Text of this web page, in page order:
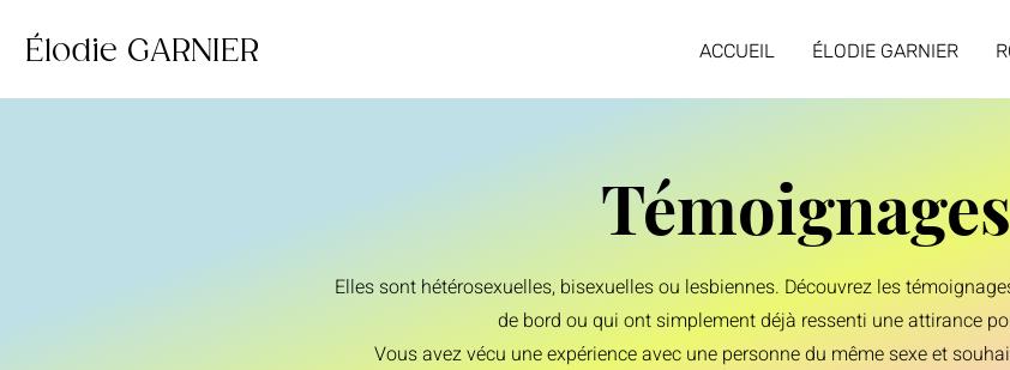
Élodie GARNIER ACCUEIL ÉLODIE GARNIER
Témoignages
Elles sont hétérosexuelles, bisexuelles ou lesbiennes. Découvrez les
de bord ou qui ont simplement déjà ressenti une attirance
Vous avez vécu une expérience avec une personne du même sexe et